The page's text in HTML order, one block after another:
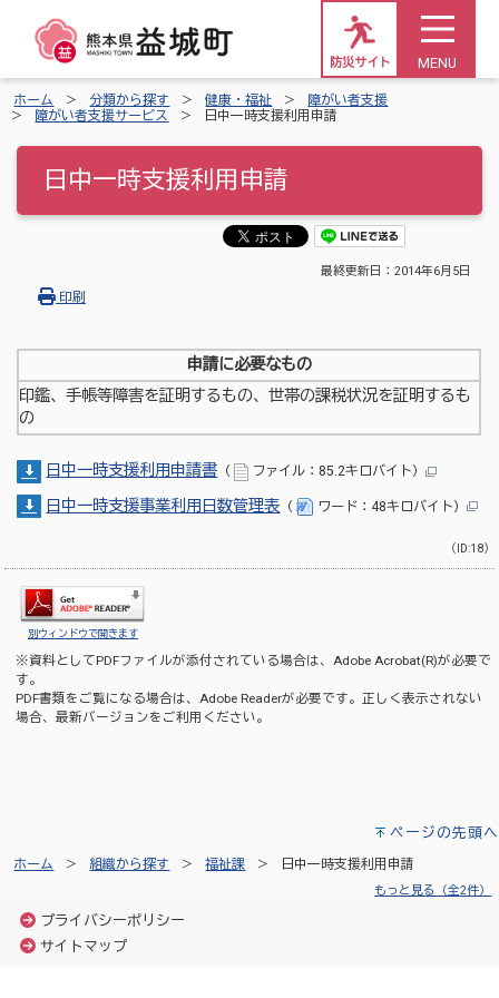
防災サイト MENU
ホーム 分類から探す 健康・福祉
障がい者支援
障がい者支援サービス
日中一時支援利用申請
日中一時支援利用申請
最終更新日： 2014年6月5日
印刷
申請に必要なもの
印鑑、手帳等障害を証明するもの、世帯の課税状況を証明するも
の
日中一時支援利用申請書 （ ファイル：85.2キロバイト）
日中一時支援事業利用日数管理表 （ ワード：48キロバイト）
（ID:18）
別ウィンドウで開きます
※資料としてPDFファイルが添付されている場合は、Adobe Acrobat(R)が必要で
す。
PDF書類をご覧になる場合は、Adobe Readerが必要です。正しく表示されない
場合、最新バージョンをご利用ください。
ページの先頭へ
ホーム 組織から探す 福祉課 日中一時支援利用申請
もっと見る（全2件）
プライバシーポリシー
サイトマップ